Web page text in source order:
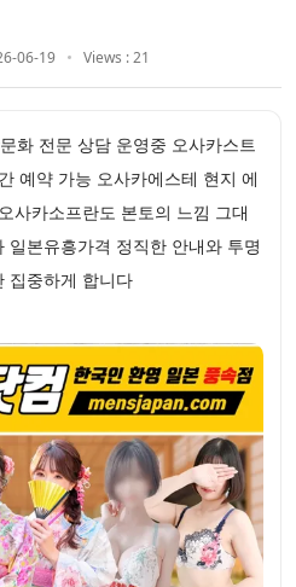
06-19 Views : 21
화 전문 상담 운영중 오사카스트
예약 가능 오사카에스테 현지 에
사카소프란도 본토의 느낌 그대
일본유흥가격 정직한 안내와 투명
집중하게 합니다